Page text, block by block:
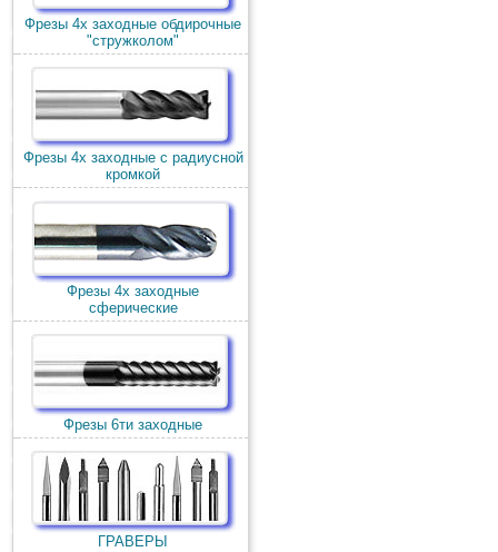
Фрезы 4х заходные обдирочные
"стружколом"
Фрезы 4х заходные с радиусной
кромкой
Фрезы 4х заходные
сферические
Фрезы 6ти заходные
ГРАВЕРЫ